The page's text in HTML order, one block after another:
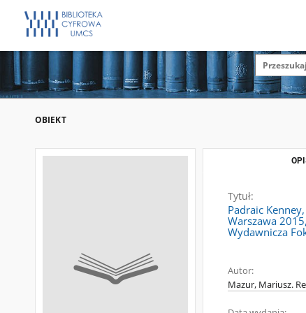
OBIEKT
Tytuł:
Padraic
Warszawa
Wydawnicza
Autor:
Mazur, Mariusz.